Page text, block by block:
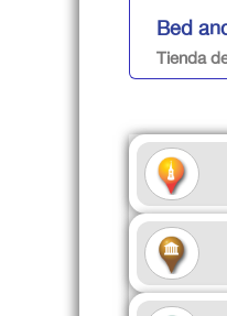
Bed
Tienda